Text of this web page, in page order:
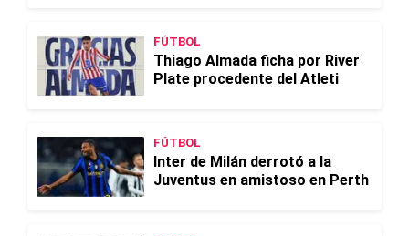
FÚTBOL
Thiago Almada ficha por River
Plate procedente del Atleti
FÚTBOL
Inter de Milán derrotó a la
Juventus en amistoso en Perth